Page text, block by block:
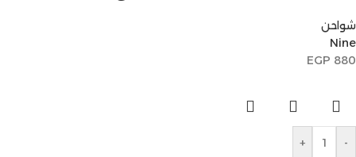
شواحن
Nine
EGP 880
-
+